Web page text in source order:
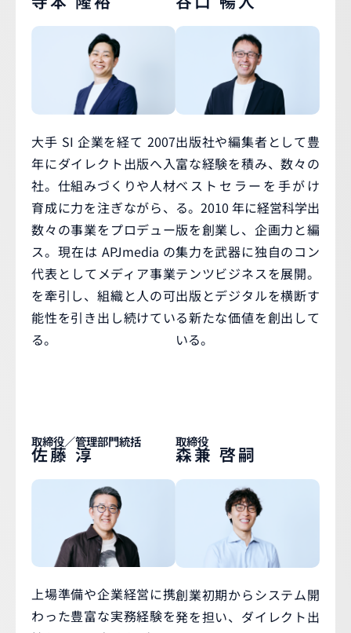
大手 SI 企業を経て 2007
年にダイレクト出版へ入
社。仕組みづくりや人材
育成に力を注ぎながら、
数々の事業をプロデュー
ス。現在は APJmedia の
代表としてメディア事業
を牽引し、組織と人の可
能性を引き出し続けてい
る。
出版社や編集者として豊
富な経験を積み、数々の
ベストセラーを手がけ
る。2010 年に経営科学出
版を創業し、企画力と編
集力を武器に独自のコン
テンツビジネスを展開。
出版とデジタルを横断す
る新たな価値を創出して
いる。
取締役／管理部門統括
佐藤 淳
上場準備や企業経営に携
わった豊富な実務経験を
取締役
森兼 啓嗣
創業初期からシステム開
発を担い、ダイレクト出